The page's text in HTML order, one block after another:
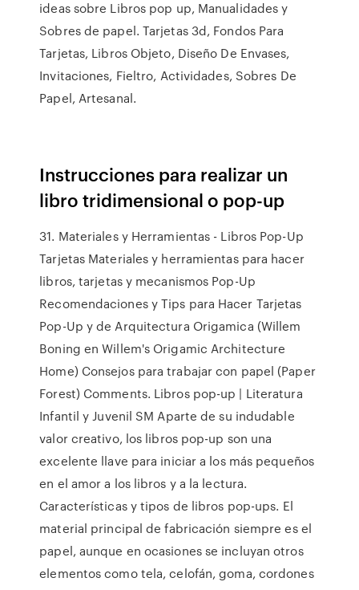
ideas sobre Libros pop up, Manualidades y
Sobres de papel. Tarjetas 3d, Fondos Para
Tarjetas, Libros Objeto, Diseño De Envases,
Invitaciones, Fieltro, Actividades, Sobres De
Papel, Artesanal.
Instrucciones para realizar un
libro tridimensional o pop-up
31. Materiales y Herramientas - Libros Pop-Up
Tarjetas Materiales y herramientas para hacer
libros, tarjetas y mecanismos Pop-Up
Recomendaciones y Tips para Hacer Tarjetas
Pop-Up y de Arquitectura Origamica (Willem
Boning en Willem's Origamic Architecture
Home) Consejos para trabajar con papel (Paper
Forest) Comments. Libros pop-up | Literatura
Infantil y Juvenil SM Aparte de su indudable
valor creativo, los libros pop-up son una
excelente llave para iniciar a los más pequeños
en el amor a los libros y a la lectura.
Características y tipos de libros pop-ups. El
material principal de fabricación siempre es el
papel, aunque en ocasiones se incluyan otros
elementos como tela, celofán, goma, cordones